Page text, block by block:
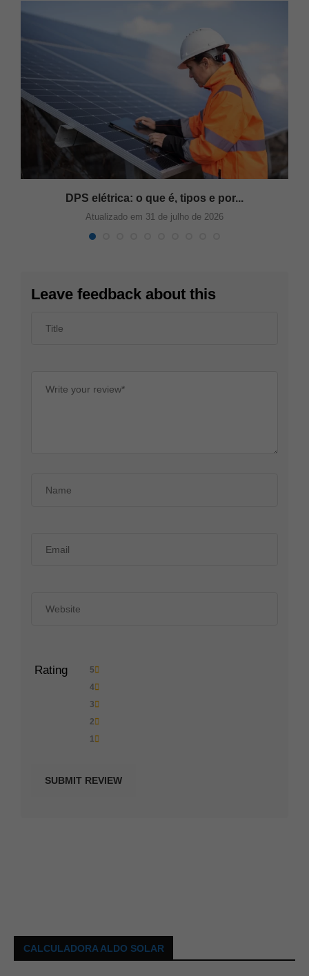
DPS elétrica: o que é, tipos e por...
Atualizado em 31 de julho de 2026
Leave feedback about this
Rating
5
4
3
2
1
CALCULADORA ALDO SOLAR